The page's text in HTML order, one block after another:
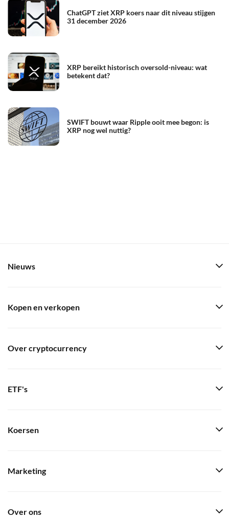
ChatGPT ziet XRP koers naar dit niveau stijgen
31 december 2026
XRP bereikt historisch oversold-niveau: wat
betekent dat?
SWIFT bouwt waar Ripple ooit mee begon: is
XRP nog wel nuttig?
Nieuws
Kopen en verkopen
Over cryptocurrency
ETF's
Koersen
Marketing
Over ons